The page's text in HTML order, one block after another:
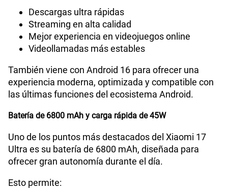
Descargas ultra rápidas
Streaming en alta calidad
Mejor experiencia en videojuegos online
Videollamadas más estables
También viene con Android 16 para ofrecer una
experiencia moderna, optimizada y compatible con
las últimas funciones del ecosistema Android.
Batería de 6800 mAh y carga rápida de 45W
Uno de los puntos más destacados del Xiaomi 17
Ultra es su batería de 6800 mAh, diseñada para
ofrecer gran autonomía durante el día.
Esto permite: